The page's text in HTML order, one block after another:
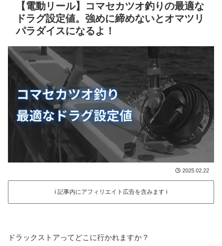
【電動リール】コマセカツオ釣りの最適な
ドラグ設定値。強めに締めないとオマツリ
パラダイスになるよ！
2025.02.22
ℹ️ 記事内にアフィリエイト広告を含みます ℹ️
ドラックストアってどこに行かれますか？